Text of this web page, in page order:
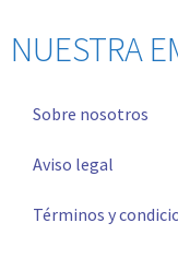
NUESTRA
Sobre nosotros
Aviso legal
Términos y